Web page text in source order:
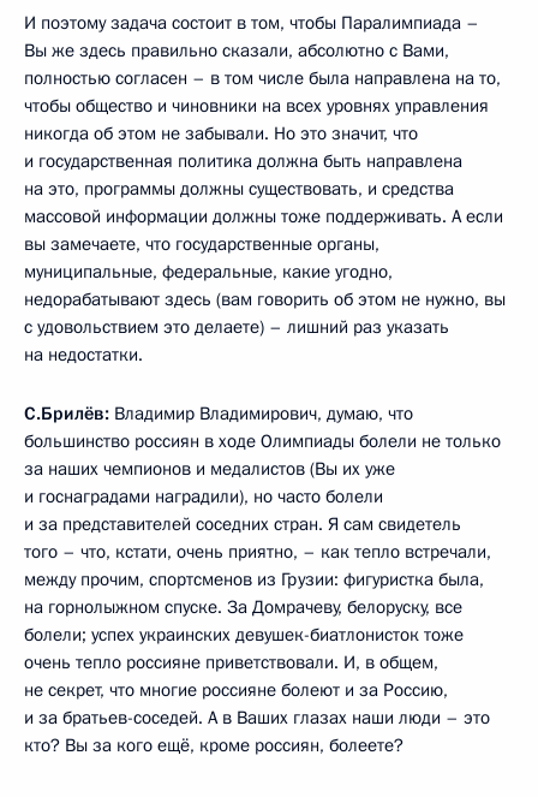
И поэтому задача состоит в том, чтобы Паралимпиада –
Вы же здесь правильно сказали, абсолютно с Вами,
полностью согласен – в том числе была направлена на то,
чтобы общество и чиновники на всех уровнях управления
никогда об этом не забывали. Но это значит, что
и государственная политика должна быть направлена
на это, программы должны существовать, и средства
массовой информации должны тоже поддерживать. А если
вы замечаете, что государственные органы,
муниципальные, федеральные, какие угодно,
недорабатывают здесь (вам говорить об этом не нужно, вы
с удовольствием это делаете) – лишний раз указать
на недостатки.
С.Брилёв: Владимир Владимирович, думаю, что
большинство россиян в ходе Олимпиады болели не только
за наших чемпионов и медалистов (Вы их уже
и госнаградами наградили), но часто болели
и за представителей соседних стран. Я сам свидетель
того – что, кстати, очень приятно, – как тепло встречали,
между прочим, спортсменов из Грузии: фигуристка была,
на горнолыжном спуске. За Домрачеву, белоруску, все
болели; успех украинских девушек-биатлонисток тоже
очень тепло россияне приветствовали. И, в общем,
не секрет, что многие россияне болеют и за Россию,
и за братьев-соседей. А в Ваших глазах наши люди – это
кто? Вы за кого ещё, кроме россиян, болеете?